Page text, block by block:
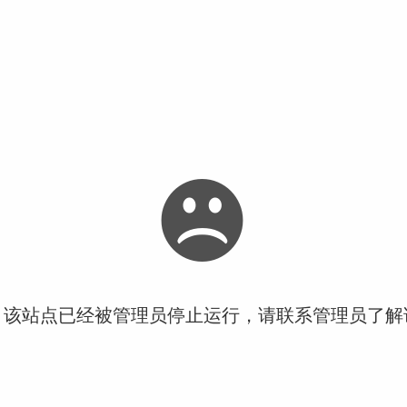
站点已经被管理员停止运行，请联系管理员了